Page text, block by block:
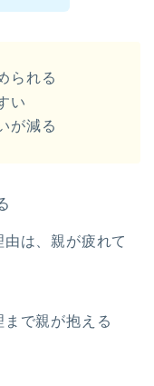
られる
い
が減る
は、親が疲れて
で親が抱える